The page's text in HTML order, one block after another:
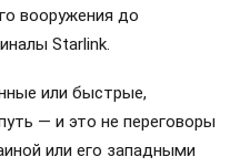
вооружения до
Starlink.
или быстрые,
— и это не переговоры
или его западными